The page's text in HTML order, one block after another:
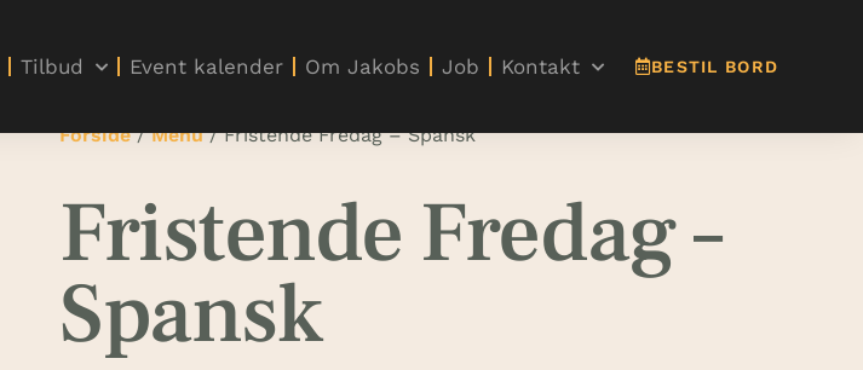
Tilbud Event kalender Om Jakobs Job Kontakt BESTIL BORD
Forside/Menu/ Fristende Fredag – Spansk
Fristende Fredag –
Spansk